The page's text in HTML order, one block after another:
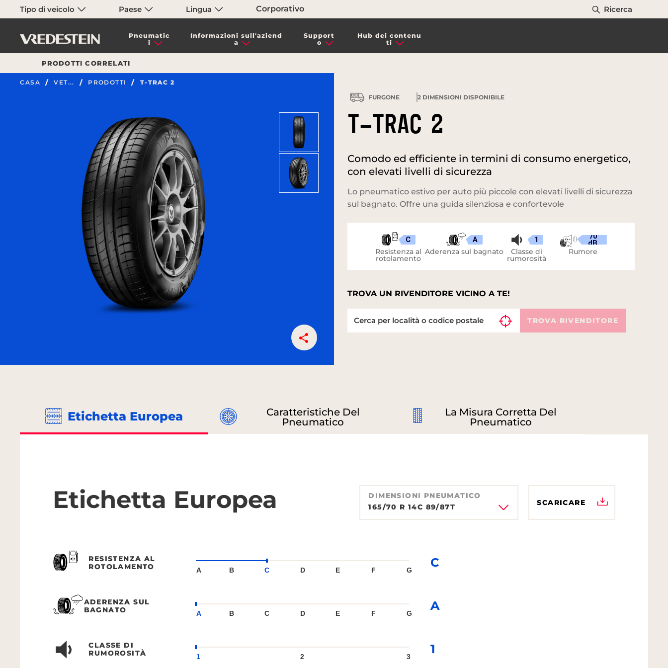
Tipo di veicolo Paese Lingua Corporativo Ricerca
Pneumatic
i
Informazioni sull'aziend
a
Support
o
Hub dei contenu
ti
PRODOTTI CORRELATI
CASA VET... PRODOTTI T-TRAC 2
FURGONE 2DIMENSIONI DISPONIBILE
T-TRAC 2
Comodo ed efficiente in termini di consumo energetico,
con elevati livelli di sicurezza
Lo pneumatico estivo per auto più piccole con elevati livelli di sicurezza
sul bagnato. Offre una guida silenziosa e confortevole
C
Resistenza al
rotolamento
A
Aderenza sul bagnato
1
Classe di
rumorosità
70
dB
Rumore
TROVA UN RIVENDITORE VICINO A TE!
TROVA RIVENDITORE
Etichetta Europea
Caratteristiche Del
Pneumatico
La Misura Corretta Del
Pneumatico
Etichetta Europea
DIMENSIONI PNEUMATICO
165/70 R 14C 89/87T
SCARICARE
RESISTENZA AL
ROTOLAMENTO
A B C D E F G
C
ADERENZA SUL
BAGNATO
A B C D E F G
A
CLASSE DI
RUMOROSITÀ
1 2 3
1